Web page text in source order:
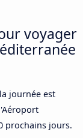
voyager
journée est
prochains jours.